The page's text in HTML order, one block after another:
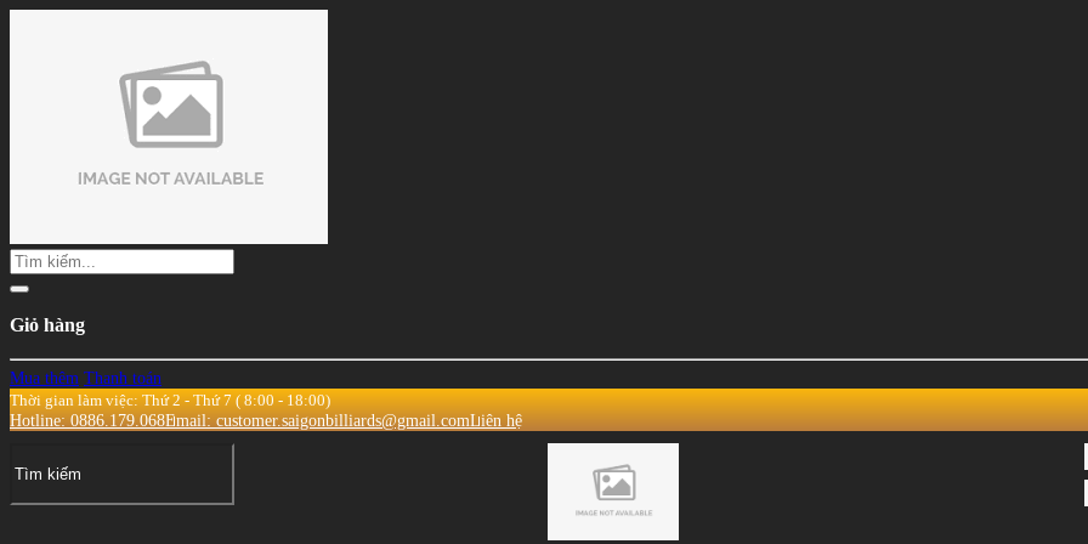
Giỏ hàng
Mua thêm Thanh toán
Thời gian làm việc: Thứ 2 - Thứ 7 ( 8:00 - 18:00)
Hotline: 0886.179.068Email: customer.saigonbilliards@gmail.comLiên hệ